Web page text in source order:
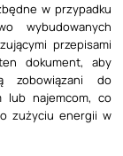
w przypadku
wybudowanych
przepisami
dokument, aby
zobowiązani do
lub najemcom, co
zużyciu energii w